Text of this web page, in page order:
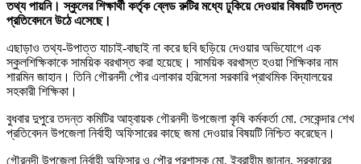
তথ্য পায়নি। স্কুলের শিক্ষার্থী কর্তৃক ব্লেড রুটির মধ্যে ঢুকিয়ে দেওয়ার বিষয়টি তদন্ত
প্রতিবেদনে উঠে এসেছে।
এছাড়াও তথ্য-উপাত্ত যাচাই-বাছাই না করে ছবি ছড়িয়ে দেওয়ার অভিযোগে এক
স্কুলশিক্ষিকাকে সাময়িক বরখাস্ত করা হয়েছে। সাময়িক বরখাস্ত হওয়া শিক্ষিকার নাম
শারমিন জাহান। তিনি গৌরনদী পৌর এলাকার হরিসেনা সরকারি প্রাথমিক বিদ্যালয়ের
সহকারী শিক্ষিকা।
বুধবার দুপুরে তদন্ত কমিটির আহ্বায়ক গৌরনদী উপজেলা কৃষি কর্মকর্তা মো. সেকেন্দার শেখ
প্রতিবেদন উপজেলা নির্বাহী অফিসারের কাছে জমা দেওয়ার বিষয়টি নিশ্চিত করেছেন।
গৌরনদী উপজেলা নির্বাহী অফিসার ও পৌর প্রশাসক মো. ইব্রাহীম জানান, সরকারের